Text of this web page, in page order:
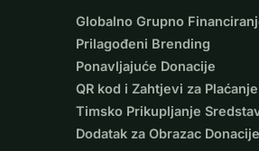
Globalno Grupno
Prilagođeni Brending
Ponavljajuće Donacije
QR kod i Zahtjevi za Plaćanje
Timsko Prikupljanje
Dodatak za Obrazac Donacije